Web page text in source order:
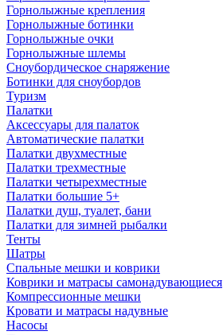
Горнолыжные крепления
Горнолыжные ботинки
Горнолыжные очки
Горнолыжные шлемы
Сноубордическое снаряжение
Ботинки для сноубордов
Туризм
Палатки
Аксессуары для палаток
Автоматические палатки
Палатки двухместные
Палатки трехместные
Палатки четырехместные
Палатки большие 5+
Палатки душ, туалет, бани
Палатки для зимней рыбалки
Тенты
Шатры
Спальные мешки и коврики
Коврики и матрасы самонадувающиеся
Компрессионные мешки
Кровати и матрасы надувные
Насосы